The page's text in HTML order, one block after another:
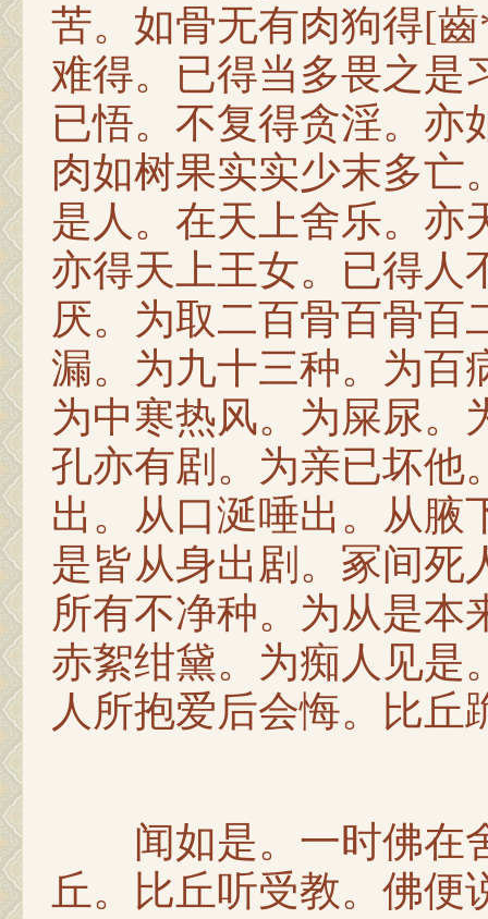
苦。如骨无有肉狗得[
难得。已得当多畏之是
已悟。不复得贪淫。亦
肉如树果实实少末多亡
是人。在天上舍乐。亦
亦得天上王女。已得人
厌。为取二百骨百骨百
漏。为九十三种。为百
为中寒热风。为屎尿。
孔亦有剧。为亲已坏他
出。从口涎唾出。从腋
是皆从身出剧。冢间死
所有不净种。为从是本
赤絮绀黛。为痴人见是
人所抱爱后会悔。比丘
闻如是。一时佛在
丘。比丘听受教。佛便